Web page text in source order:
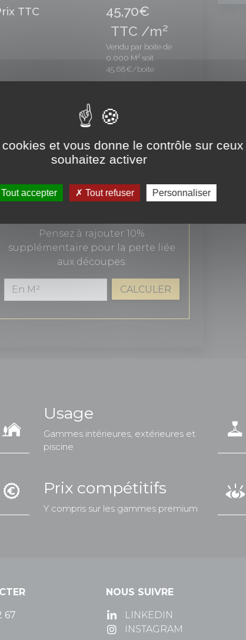
TTC
45,70€
TTC /m2
Vendu par boite de
0.000 M² soit
45,68€/boite
Pensez à rajouter 10%
supplémentaire pour la perte liée
aux découpes.
CALCULER
Usage
Gammes intérieures, extérieures et
piscine
Prix compétitifs
Y compris sur les gammes premium
67
NOUS SUIVRE
LINKEDIN
INSTAGRAM
et vous donne le contrôle sur
souhaitez activer
Tout accepter Tout refuser Personnaliser